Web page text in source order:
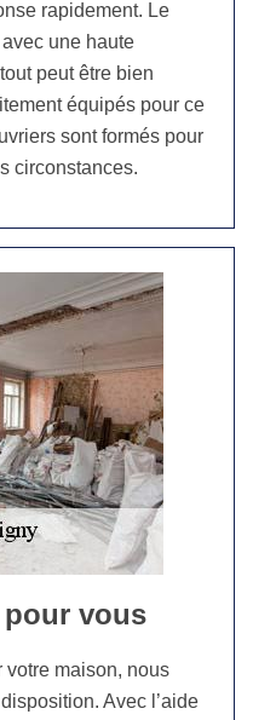
rapidement. Le
une haute
peut être bien
équipés pour ce
sont formés pour
circonstances.
pour vous
votre maison, nous
Avec l’aide